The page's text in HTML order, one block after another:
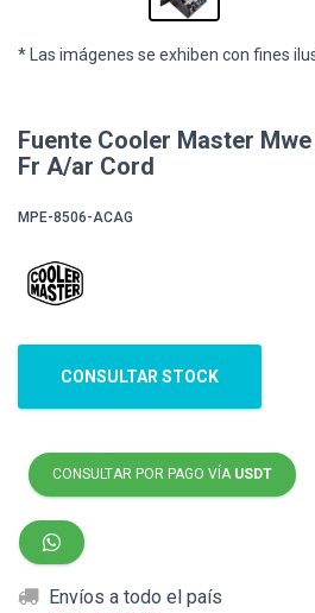
* Las imágenes se exhiben con fines
Fuente Cooler Master
Fr A/ar Cord
MPE-8506-ACAG
CONSULTAR STOCK
CONSULTAR POR PAGO VÍA USDT
Envíos a todo el país